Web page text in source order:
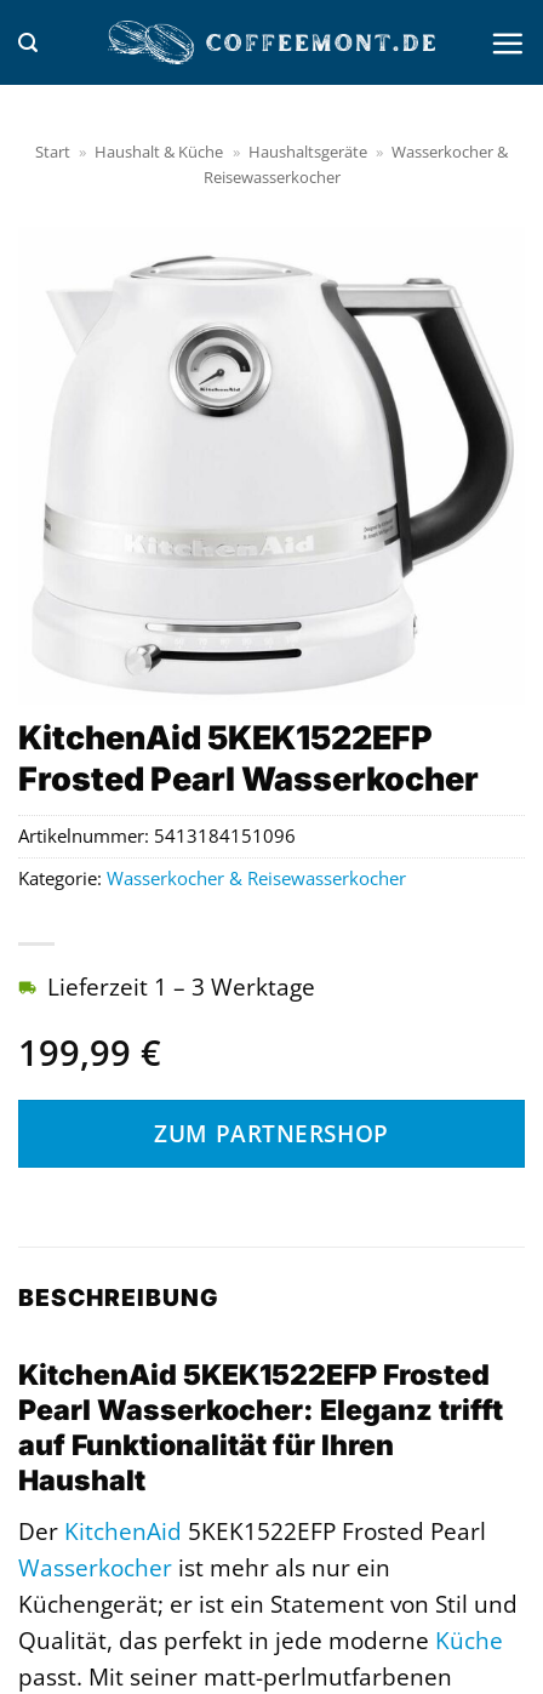
Inhalt
springen
Start » Haushalt & Küche » Haushaltsgeräte » Wasserkocher &
Reisewasserkocher
KitchenAid 5KEK1522EFP
Frosted Pearl Wasserkocher
199,99 €
Lieferzeit 1 – 3 Werktage
ZUM PARTNERSHOP
Artikelnummer: 5413184151096
Kategorie: Wasserkocher & Reisewasserkocher
BESCHREIBUNG
KitchenAid 5KEK1522EFP Frosted
Pearl Wasserkocher: Eleganz trifft
auf Funktionalität für Ihren
Haushalt
Der KitchenAid 5KEK1522EFP Frosted Pearl
Wasserkocher ist mehr als nur ein
Küchengerät; er ist ein Statement von Stil und
Qualität, das perfekt in jede moderne Küche
passt. Mit seiner matt-perlmutfarbenen